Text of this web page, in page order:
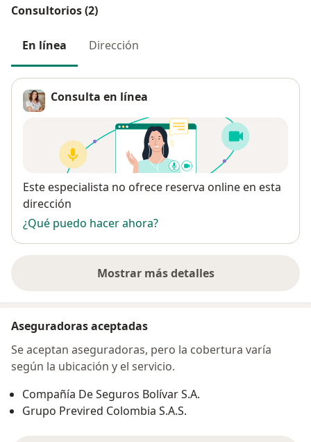
Consultorios (2)
En línea Dirección
Consulta en línea
Disponibilidad
Este especialista no ofrece reserva online en esta
dirección
¿Qué puedo hacer ahora?
Mostrar más detalles
sobre la dirección
Aseguradoras aceptadas
Se aceptan aseguradoras, pero la cobertura varía
según la ubicación y el servicio.
Compañía De Seguros Bolívar S.A.
Grupo Previred Colombia S.A.S.